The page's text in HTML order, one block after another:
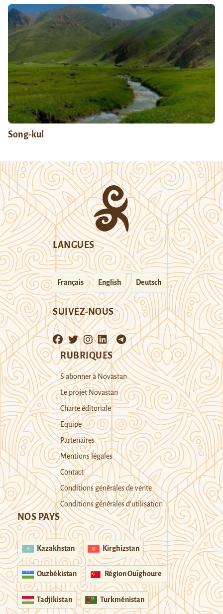
Song-kul
LANGUES
Français English Deutsch
SUIVEZ-NOUS
RUBRIQUES
S’abonner à Novastan
Le projet Novastan
Charte éditoriale
Equipe
Partenaires
Mentions légales
Contact
Conditions générales de vente
Conditions générales d’utilisation
NOS PAYS
Kazakhstan Kirghizstan
Ouzbékistan Région Ouïghoure
Tadjikistan Turkménistan